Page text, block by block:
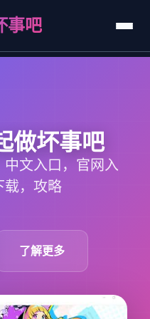
事吧
做坏事吧
文入口，官网入
载，攻略
了解更多